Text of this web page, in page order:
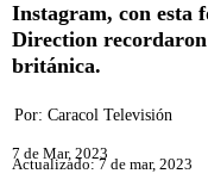
Instagram, con esta
Direction
británica.
Por: Caracol Televisión
7 de Mar, 2023
Actualizado: 7 de mar, 2023